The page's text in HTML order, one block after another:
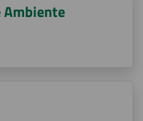
Ambiente